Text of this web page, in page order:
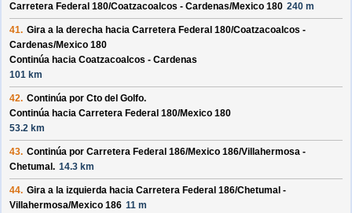
Carretera Federal 180/Coatzacoalcos - Cardenas/Mexico 180 240 m
41. Gira a la derecha hacia Carretera Federal 180/Coatzacoalcos -
Cardenas/Mexico 180
Continúa hacia Coatzacoalcos - Cardenas
101 km
42. Continúa por Cto del Golfo.
Continúa hacia Carretera Federal 180/Mexico 180
53.2 km
43. Continúa por Carretera Federal 186/Mexico 186/Villahermosa -
Chetumal . 14.3 km
44. Gira a la izquierda hacia Carretera Federal 186/Chetumal -
Villahermosa/Mexico 186 11 m